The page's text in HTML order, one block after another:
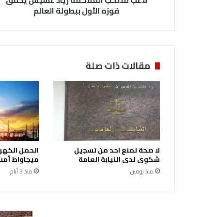
ل
ك
م
ة
ز
ا
د
ع
ش
ي
ش
ي
ح
ق
فوزه الأول ببطولة العالم
مقالات ذات صلة
لا صحة لمنع احد من تسجيل
شكوى لدى النيابة العامة
منذ يومين
ميجاواط
منذ 3 أيام